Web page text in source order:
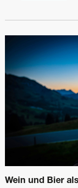
Wein und Bier